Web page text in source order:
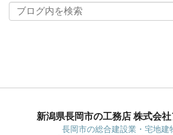
イ
ブ
新潟県長岡市の工務店 株式会社
長岡市の総合建設業・宅地建